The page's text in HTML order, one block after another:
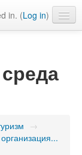
in. (Log in)
→